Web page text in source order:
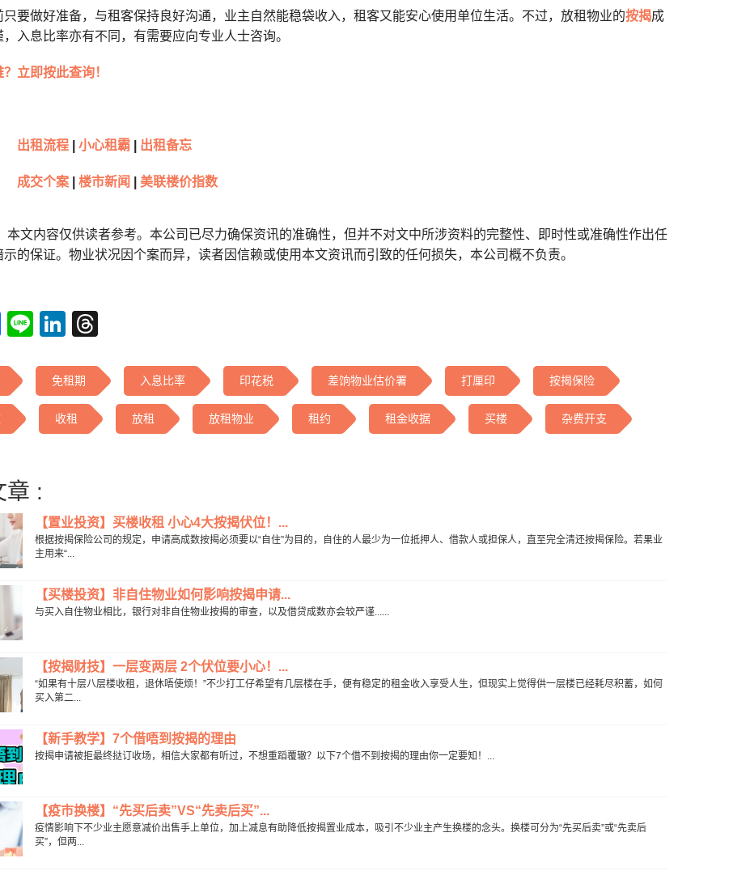
只要做好准备，与租客保持良好沟通，业主自然能稳袋收入，租客又能安心使用单位生活。不过，放租物业的按揭成
入息比率亦有不同，有需要应向专业人士咨询。
立即按此查询！
出租流程 小心租霸 出租备忘
成交个案 楼市新闻 美联楼价指数
本文内容仅供读者参考。本公司已尽力确保资讯的准确性，但并不对文中所涉资料的完整性、即时性或准确性作出任
的保证。物业状况因个案而异，读者因信赖或使用本文资讯而引致的任何损失，本公司概不负责。
Facebook
LineLinkedIn
免租期 入息比率 印花税 差饷物业估价署 打厘印 按揭保险
收租 放租 放租物业 租约 租金收据 买楼 杂费开支
章 :
【置业投资】买楼收租 小心4大按揭伏位！...
根据按揭保险公司的规定，申请高成数按揭必须要以“自住”为目的，自住的人最少为一位抵押人、借款人或担保人，直至完全清还按揭保险。若果业
主用来“...
【买楼投资】非自住物业如何影响按揭申请...
与买入自住物业相比，银行对非自住物业按揭的审查，以及借贷成数亦会较严谨......
【按揭财技】一层变两层 2个伏位要小心！...
“如果有十层八层楼收租，退休唔使烦！”不少打工仔希望有几层楼在手，便有稳定的租金收入享受人生，但现实上觉得供一层楼已经耗尽积蓄，如何
买入第二...
【新手教学】7个借唔到按揭的理由
按揭申请被拒最终挞订收场，相信大家都有听过，不想重蹈覆辙？以下7个借不到按揭的理由你一定要知！...
【疫市换楼】“先买后卖”VS“先卖后买”...
疫情影响下不少业主愿意减价出售手上单位，加上减息有助降低按揭置业成本，吸引不少业主产生换楼的念头。换楼可分为“先买后卖”或“先卖后
买”，但两...